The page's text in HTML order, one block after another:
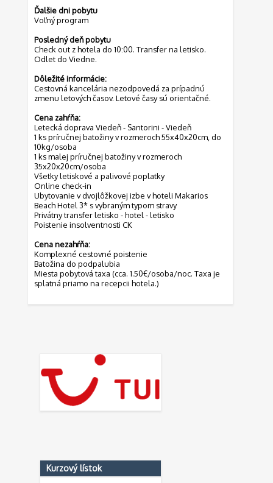
Ďalšie dni pobytu
Voľný program
Posledný deň pobytu
Check out z hotela do 10:00. Transfer na letisko.
Odlet do Viedne.
Dôležité informácie:
Cestovná kancelária nezodpovedá za prípadnú
zmenu letových časov. Letové časy sú orientačné.
Cena zahŕňa:
Letecká doprava Viedeň - Santorini - Viedeň
1 ks príručnej batožiny v rozmeroch 55x40x20cm, do
10kg/osoba
1 ks malej príručnej batožiny v rozmeroch
35x20x20cm/osoba
Všetky letiskové a palivové poplatky
Online check-in
Ubytovanie v dvojlôžkovej izbe v hoteli Makarios
Beach Hotel 3* s vybraným typom stravy
Privátny transfer letisko - hotel - letisko
Poistenie insolventnosti CK
Cena nezahŕňa:
Komplexné cestovné poistenie
Batožina do podpalubia
Miesta pobytová taxa (cca. 1.50€/osoba/noc. Taxa je
splatná priamo na recepcii hotela.)
Kurzový lístok